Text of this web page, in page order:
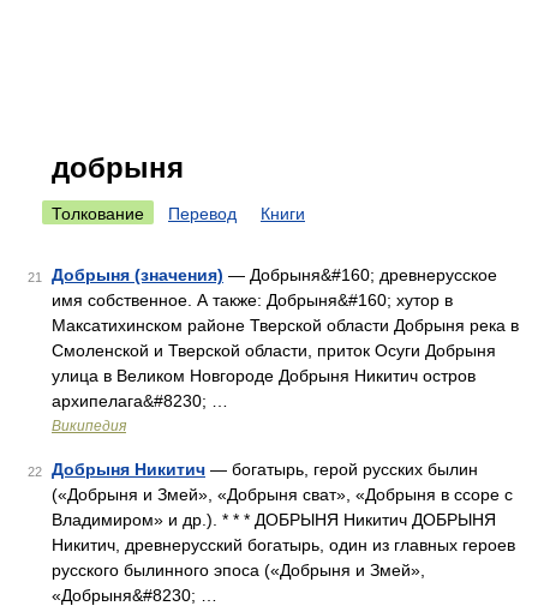
добрыня
Толкование Перевод Книги
21 Добрыня (значения) — Добрыня&#160; древнерусское
имя собственное. А также: Добрыня&#160; хутор в
Максатихинском районе Тверской области Добрыня река в
Смоленской и Тверской области, приток Осуги Добрыня
улица в Великом Новгороде Добрыня Никитич остров
архипелага&#8230; …
Википедия
22 Добрыня Никитич — богатырь, герой русских былин
(«Добрыня и Змей», «Добрыня сват», «Добрыня в ссоре с
Владимиром» и др.). * * * ДОБРЫНЯ Никитич ДОБРЫНЯ
Никитич, древнерусский богатырь, один из главных героев
русского былинного эпоса («Добрыня и Змей»,
«Добрыня&#8230; …